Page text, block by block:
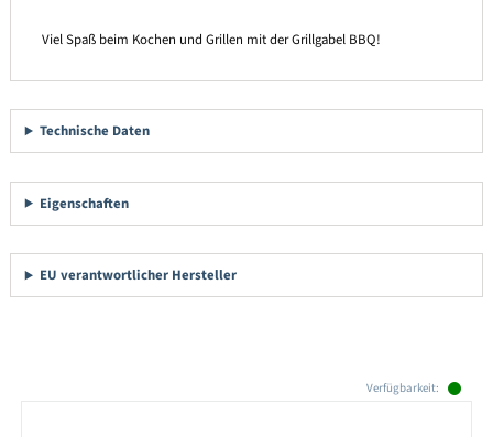
Viel Spaß beim Kochen und Grillen mit der Grillgabel BBQ!
Technische Daten
Eigenschaften
EU verantwortlicher Hersteller
Verfügbarkeit: